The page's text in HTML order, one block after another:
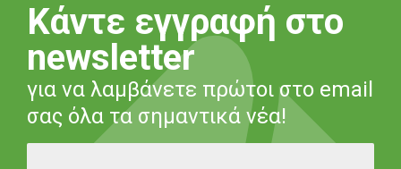
Κάντε εγγραφή στο
newsletter
για να λαμβάνετε πρώτοι στο email
σας όλα τα σημαντικά νέα!